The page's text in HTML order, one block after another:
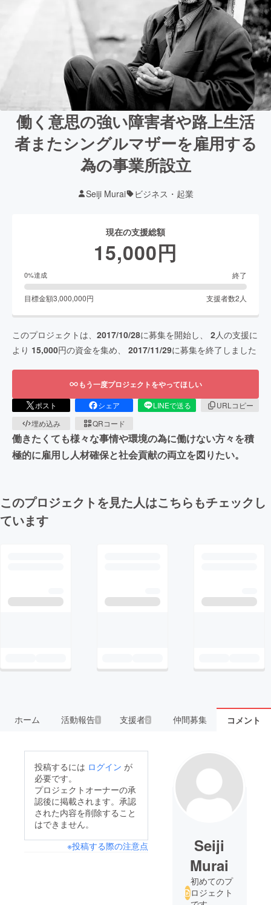
働く意思の強い障害者や路上生活
者またシングルマザーを雇用する
為の事業所設立
Seiji Murai ビジネス・起業
現在の支援総額
15,000円
0%達成 終了
目標金額3,000,000円 支援者数2 人
このプロジェクトは、 2017/10/28に募集を開始し、 2人の支援に
より 15,000円の資金を集め、 2017/11/29に募集を終了しました
もう一度プロジェクトをやってほしい
ポスト シェア LINEで送る
URLコピー
埋め込み
QRコード
働きたくても様々な事情や環境の為に働けない方々を積
極的に雇用し人材確保と社会貢献の両立を図りたい。
このプロジェクトを見た人はこちらもチェックし
ています
ホーム 活動報告1 支援者 2 仲間募集 コメント
投稿するには ログイン が
必要です。
プロジェクトオーナーの承
認後に掲載されます。承認
された内容を削除すること
はできません。
※投稿する際の注意点
Seiji
Murai
初めてのプ
ロジェクト